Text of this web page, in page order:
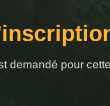
demandé pour cette